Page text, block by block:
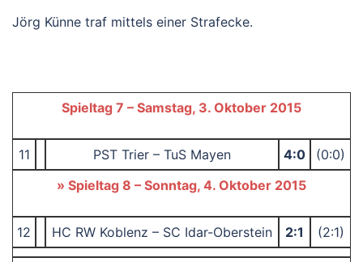
Jörg Künne traf mittels einer Strafecke.
Spieltag 7 – Samstag, 3. Oktober 2015
11 PST Trier – TuS Mayen 4:0
(0:0)
» Spieltag 8 – Sonntag, 4. Oktober 2015
12 HC RW Koblenz – SC Idar-Oberstein 2:1 (2:1)